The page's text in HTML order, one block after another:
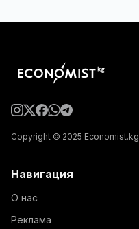
Copyright © 2025 Economist.kg
Навигация
О нас
Реклама